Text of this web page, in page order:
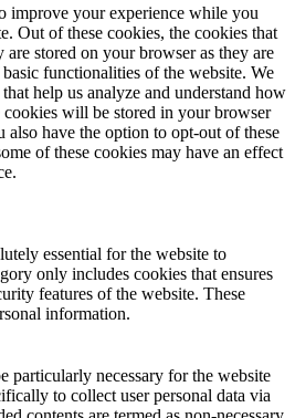
improve your experience while you
Out of these cookies, the cookies that
are stored on your browser as they are
functionalities of the website. We
help us analyze and understand how
cookies will be stored in your browser
have the option to opt-out of these
of these cookies may have an effect
essential for the website to
only includes cookies that ensures
features of the website. These
information.
particularly necessary for the website
to collect user personal data via